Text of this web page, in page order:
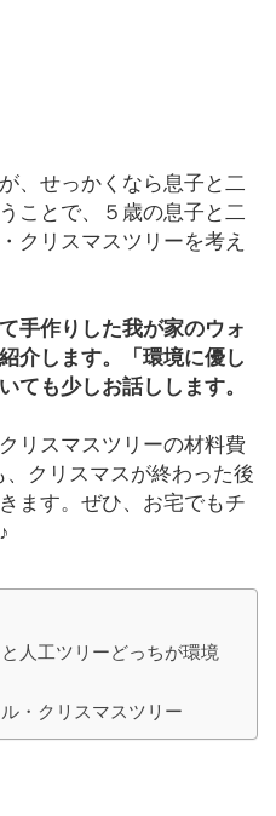
、せっかくなら息子と二
ことで、５歳の息子と二
クリスマスツリーを考え
手作りした我が家のウォ
介します。「環境に優し
ても少しお話しします。
リスマスツリーの材料費
、クリスマスが終わった後
ます。ぜひ、お宅でもチ
人工ツリーどっちが環境
・クリスマスツリー